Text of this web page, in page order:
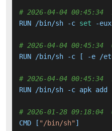
# 2026-04-04 00:45:34
RUN /bin/sh -c set
# 2026-04-04 00:45:34
RUN /bin/sh -c [ -e /
# 2026-04-04 00:45:34
# 2026-01-28 09:18:04
CMD [ "/bin/sh" ]